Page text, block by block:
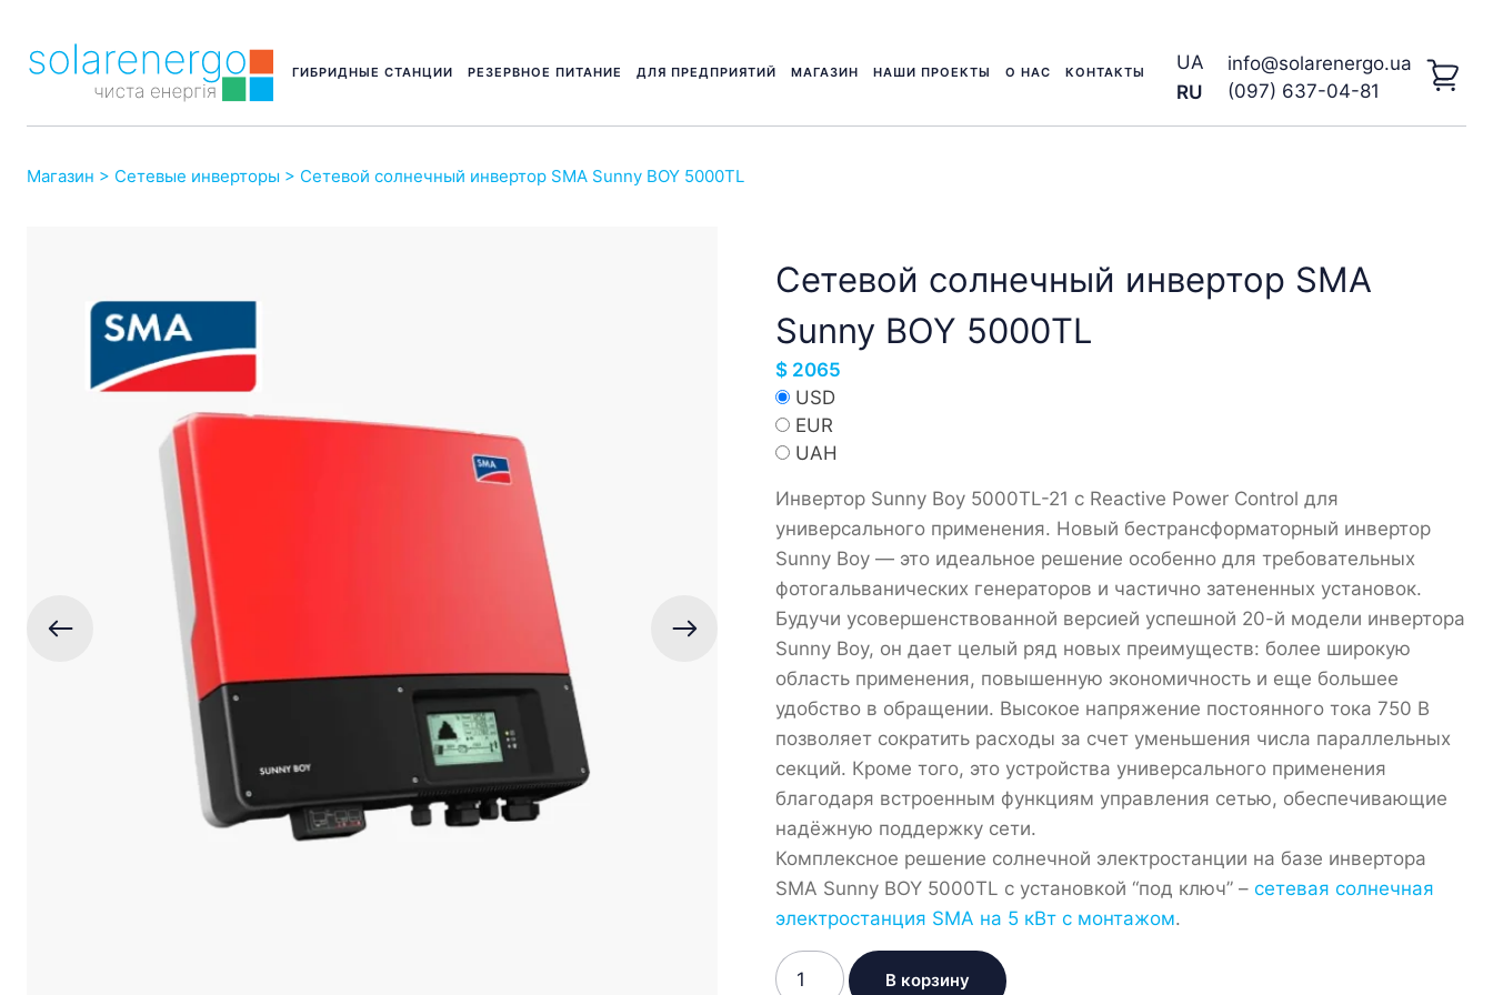
ГИБРИДНЫЕ СТАНЦИИ РЕЗЕРВНОЕ ПИТАНИЕ ДЛЯ ПРЕДПРИЯТИЙ МАГАЗИН НАШИ ПРОЕКТЫ О НАС КОНТАКТЫ
UA
RU
info@solarenergo.ua
(097) 637-04-81
Магазин > Сетевые инверторы > Сетевой солнечный инвертор SMA Sunny BOY 5000TL
Сетевой солнечный инвертор SMA
Sunny BOY 5000TL
$2065
USD
EUR
UAH
Инвертор Sunny Boy 5000TL-21 с Reactive Power Control для
универсального применения. Новый бестрансформаторный инвертор
Sunny Boy — это идеальное решение особенно для требовательных
фотогальванических генераторов и частично затененных установок.
Будучи усовершенствованной версией успешной 20-й модели инвертора
Sunny Boy, он дает целый ряд новых преимуществ: более широкую
область применения, повышенную экономичность и еще большее
удобство в обращении. Высокое напряжение постоянного тока 750 В
позволяет сократить расходы за счет уменьшения числа параллельных
секций. Кроме того, это устройства универсального применения
благодаря встроенным функциям управления сетью, обеспечивающие
надёжную поддержку сети.
Комплексное решение солнечной электростанции на базе инвертора
SMA Sunny BOY 5000TL с установкой “под ключ” – сетевая солнечная
электростанция SMA на 5 кВт с монтажом.
Количество
В корзину